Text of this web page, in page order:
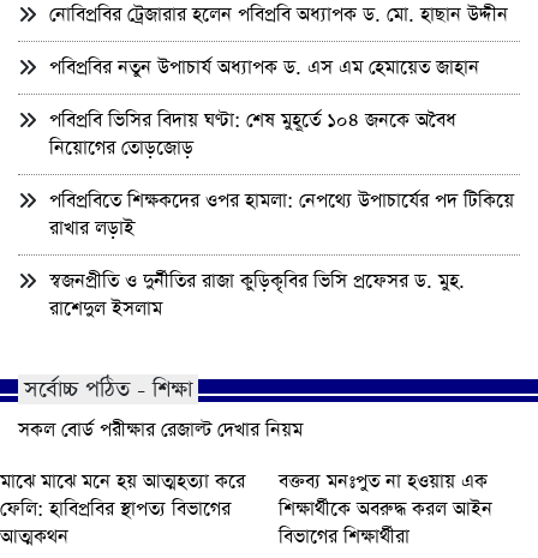
নোবিপ্রবির ট্রেজারার হলেন পবিপ্রবি অধ্যাপক ড. মো. হাছান উদ্দীন
পবিপ্রবির নতুন উপাচার্য অধ্যাপক ড. এস এম হেমায়েত জাহান
পবিপ্রবি ভিসির বিদায় ঘণ্টা: শেষ মুহূর্তে ১০৪ জনকে অবৈধ
নিয়োগের তোড়জোড়
পবিপ্রবিতে শিক্ষকদের ওপর হামলা: নেপথ্যে উপাচার্যের পদ টিকিয়ে
রাখার লড়াই
স্বজনপ্রীতি ও দুর্নীতির রাজা কুড়িকৃবির ভিসি প্রফেসর ড. মুহ.
রাশেদুল ইসলাম
সর্বোচ্চ পঠিত - শিক্ষা
সকল বোর্ড পরীক্ষার রেজাল্ট দেখার নিয়ম
মাঝে মাঝে মনে হয় আত্মহত্যা করে
ফেলি: হাবিপ্রবির স্থাপত্য বিভাগের
আত্মকথন
বক্তব্য মনঃপুত না হওয়ায় এক
শিক্ষার্থীকে অবরুদ্ধ করল আইন
বিভাগের শিক্ষার্থীরা